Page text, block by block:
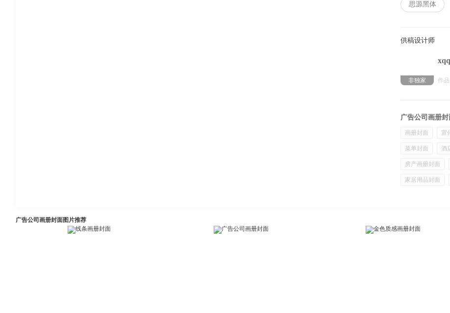
思源黑体
供稿设计师
非独家 作
广告公司画册
画册封面 宣
菜单封面 酒
房产画册封面
家居用品封面
广告公司画册封面图片推荐